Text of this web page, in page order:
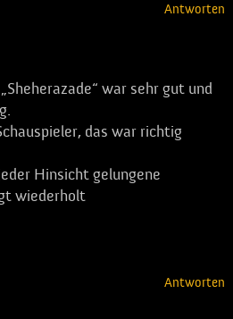
Antworten
war sehr gut und
das war richtig
Hinsicht gelungene
wiederholt
Antworten